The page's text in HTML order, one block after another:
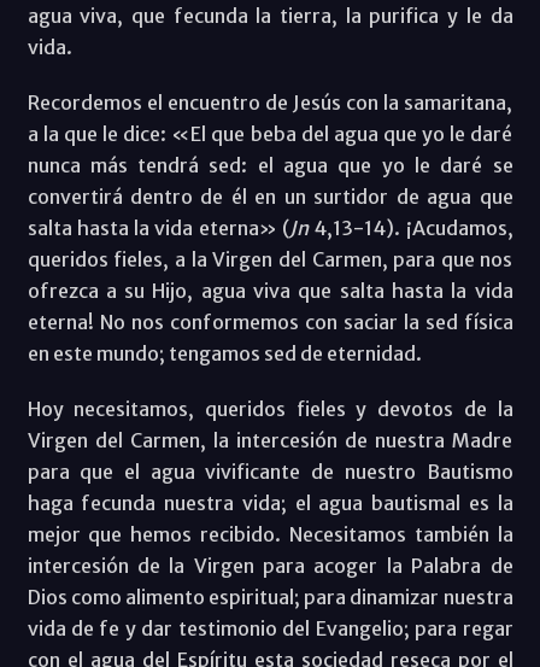
agua viva, que fecunda la tierra, la purifica y le da
vida.
Recordemos el encuentro de Jesús con la samaritana,
a la que le dice: «El que beba del agua que yo le daré
nunca más tendrá sed: el agua que yo le daré se
convertirá dentro de él en un surtidor de agua que
salta hasta la vida eterna» (Jn4,13-14). ¡Acudamos,
queridos fieles, a la Virgen del Carmen, para que nos
ofrezca a su Hijo, agua viva que salta hasta la vida
eterna! No nos conformemos con saciar la sed física
en este mundo; tengamos sed de eternidad.
Hoy necesitamos, queridos fieles y devotos de la
Virgen del Carmen, la intercesión de nuestra Madre
para que el agua vivificante de nuestro Bautismo
haga fecunda nuestra vida; el agua bautismal es la
mejor que hemos recibido. Necesitamos también la
intercesión de la Virgen para acoger la Palabra de
Dios como alimento espiritual; para dinamizar nuestra
vida de fe y dar testimonio del Evangelio; para regar
con el agua del Espíritu esta sociedad reseca por el